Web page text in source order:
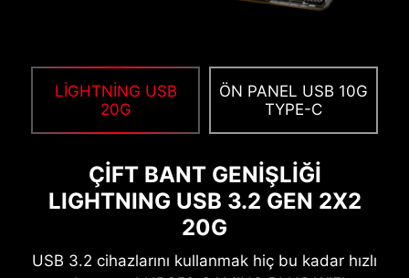
LIGHTNING USB
20G
ÖN PANEL USB 10G
TYPE-C
ÇİFT BANT GENİŞLİĞİ
LIGHTNING USB 3.2 GEN 2X2
20G
USB 3.2 cihazlarını kullanmak hiç bu kadar hızlı
Sadece birkaç tıklama ile istediğiniz renkleri
AIDA64 EXTREME VE ÖZEL
KULLANICI ARAYÜZÜ
MSI anakartlar AIDA64 Extreme - MSI edition